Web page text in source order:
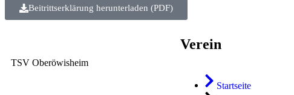
Beitrittserklärung herunterladen (PDF)
TSV Oberöwisheim
Verein
Startseite